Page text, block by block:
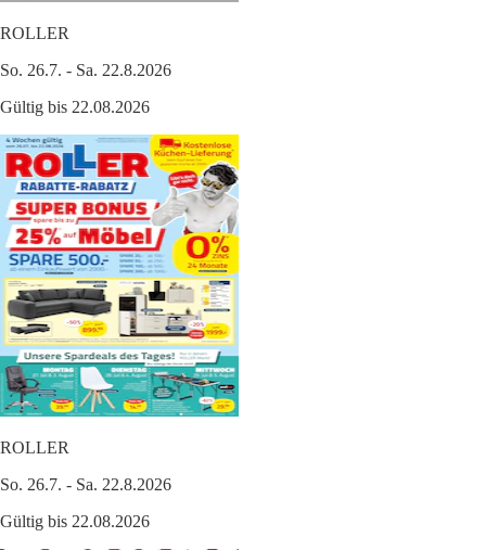
ROLLER
So. 26.7. - Sa. 22.8.2026
Gültig bis 22.08.2026
ROLLER
So. 26.7. - Sa. 22.8.2026
Gültig bis 22.08.2026